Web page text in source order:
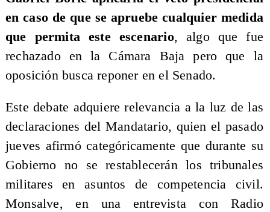
en caso de que se apruebe cualquier medida
que permita este escenario, algo que fue
rechazado en la Cámara Baja pero que la
oposición busca reponer en el Senado.
Este debate adquiere relevancia a la luz de las
declaraciones del Mandatario, quien el pasado
jueves afirmó categóricamente que durante su
Gobierno no se restablecerán los tribunales
militares en asuntos de competencia civil.
Monsalve, en una entrevista con Radio